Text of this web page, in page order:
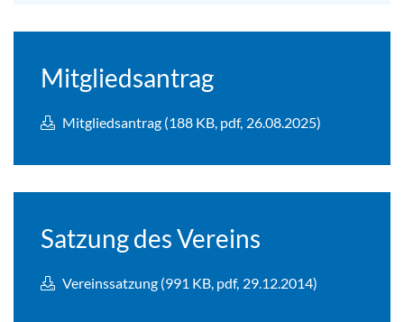
Mitgliedsantrag
Mitgliedsantrag (188 KB, pdf, 26.08.2025)
Satzung des Vereins
Vereinssatzung (991 KB, pdf, 29.12.2014)